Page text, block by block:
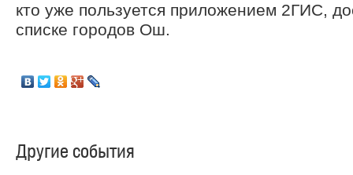
кто уже пользуется приложением 2ГИС,
списке городов Ош.
Другие события